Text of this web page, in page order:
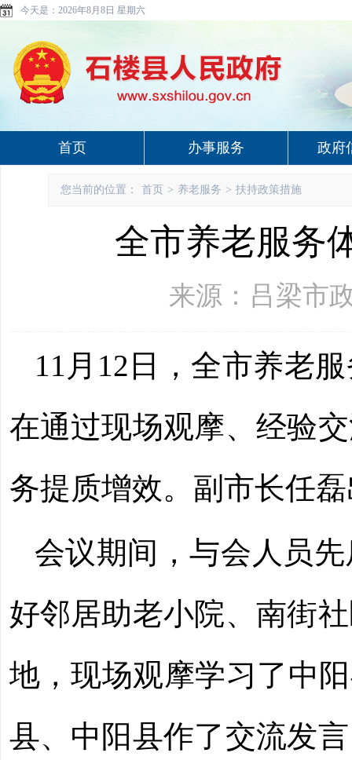
今天是： 2026年8月8日 星期六
首页 办事服务 政府
您当前的位置： 首页 > 养老服务 > 扶持政策措施
全市养老服务
来源：吕梁市
11月12日，全市养老
在通过现场观摩、经验
务提质增效。副市长任
会议期间，与会人员
好邻居助老小院、南街
地，现场观摩学习了中
县、中阳县作了交流发